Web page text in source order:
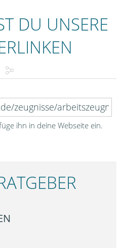
DU UNSERE
ihn in deine Webseite ein.